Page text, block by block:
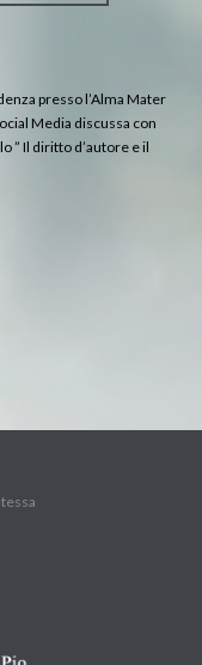
presso l’Alma Mater
Media discussa con
” Il diritto d’autore e il